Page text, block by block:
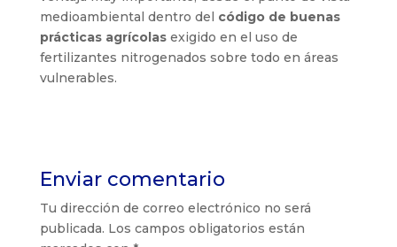
medioambiental dentro del código de buenas
prácticas agrícolasexigido en el uso de
fertilizantes nitrogenados sobre todo en áreas
vulnerables.
Enviar comentario
Tu dirección de correo electrónico no será
publicada. Los campos obligatorios están